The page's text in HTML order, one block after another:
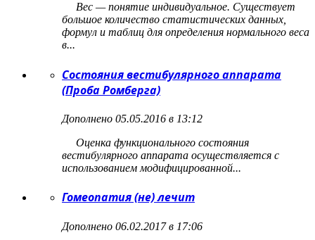
Вес — понятие индивидуальное. Существует
большое количество статистических данных,
формул и таблиц для определения нормального веса
в...
Состояния вестибулярного аппарата
(Проба Ромберга)
Дополнено 05.05.2016 в 13:12
Оценка функционального состояния
вестибулярного аппарата осуществляется с
использованием модифицированной...
Гомеопатия (не) лечит
Дополнено 06.02.2017 в 17:06